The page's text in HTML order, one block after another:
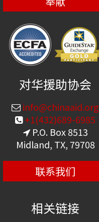
对华援助协会
info@chinaaid.org
+1(432)689-6985
P.O. Box 8513
Midland, TX, 79708
联系我们
相关链接